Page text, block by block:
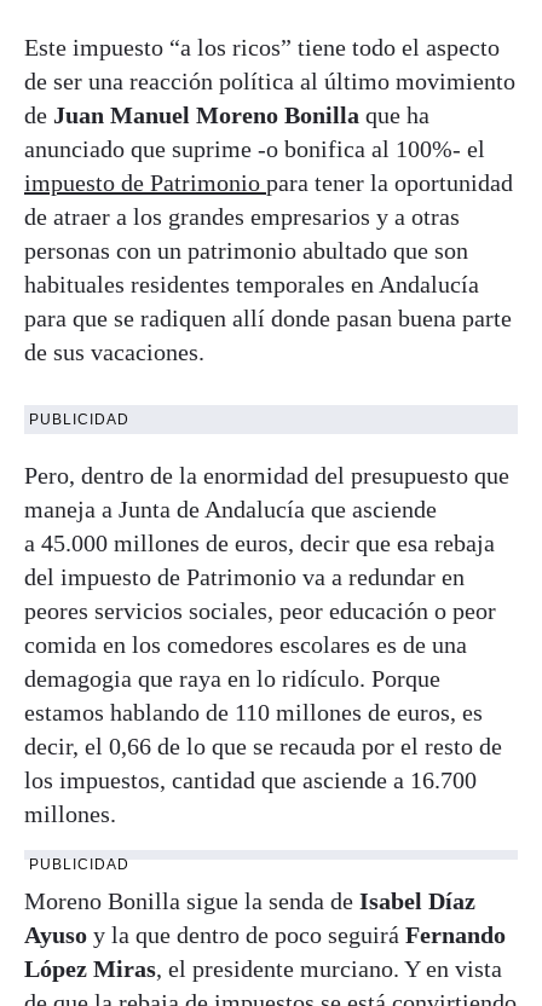
Este impuesto “a los ricos” tiene todo el aspecto
de ser una reacción política al último movimiento
de Juan Manuel Moreno Bonilla que ha
anunciado que suprime -o bonifica al 100%- el
impuesto de Patrimonio para tener la oportunidad
de atraer a los grandes empresarios y a otras
personas con un patrimonio abultado que son
habituales residentes temporales en Andalucía
para que se radiquen allí donde pasan buena parte
de sus vacaciones.
PUBLICIDAD
Pero, dentro de la enormidad del presupuesto que
maneja a Junta de Andalucía que asciende
a 45.000 millones de euros, decir que esa rebaja
del impuesto de Patrimonio va a redundar en
peores servicios sociales, peor educación o peor
comida en los comedores escolares es de una
demagogia que raya en lo ridículo. Porque
estamos hablando de 110 millones de euros, es
decir, el 0,66 de lo que se recauda por el resto de
los impuestos, cantidad que asciende a 16.700
millones.
PUBLICIDAD
Moreno Bonilla sigue la senda de Isabel Díaz
Ayuso y la que dentro de poco seguirá Fernando
López Miras, el presidente murciano. Y en vista